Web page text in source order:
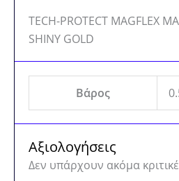
TECH-PROTECT MAGFLEX
SHINY GOLD
Βάρος
Αξιολογήσεις
Δεν υπάρχουν ακόμα